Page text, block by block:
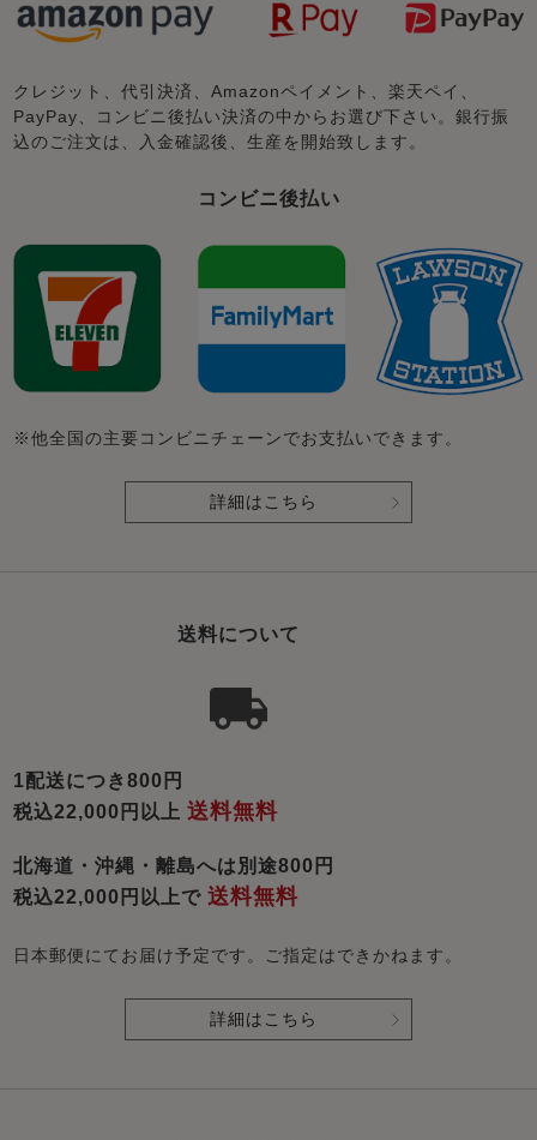
クレジット、代引決済、Amazonペイメント、楽天ペイ、
PayPay、コンビニ後払い決済の中からお選び下さい。銀行振
込のご注文は、入金確認後、生産を開始致します。
コンビニ後払い
※他全国の主要コンビニチェーンでお支払いできます。
詳細はこちら
送料について
1配送につき800円
税込22,000円以上送料無料
北海道・沖縄・離島へは別途800円
税込22,000円以上で送料無料
日本郵便にてお届け予定です。ご指定はできかねます。
詳細はこちら